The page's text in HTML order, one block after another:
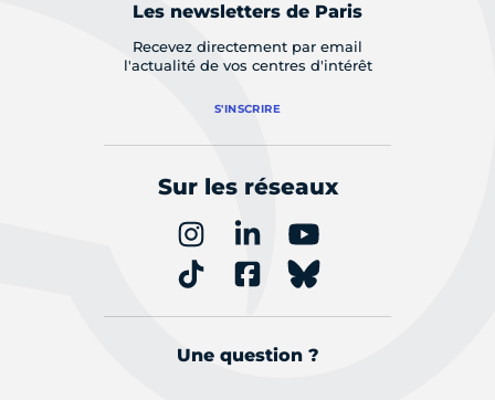
Les newsletters de Paris
Recevez directement par email
l'actualité de vos centres d'intérêt
S'INSCRIRE
Sur les réseaux
Une question ?